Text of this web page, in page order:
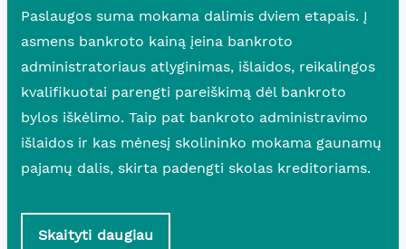
Paslaugos suma mokama dalimis dviem etapais. Į
asmens bankroto kainą įeina bankroto
administratoriaus atlyginimas, išlaidos, reikalingos
kvalifikuotai parengti pareiškimą dėl bankroto
bylos iškėlimo. Taip pat bankroto administravimo
išlaidos ir kas mėnesį skolininko mokama gaunamų
pajamų dalis, skirta padengti skolas kreditoriams.
Skaityti daugiau